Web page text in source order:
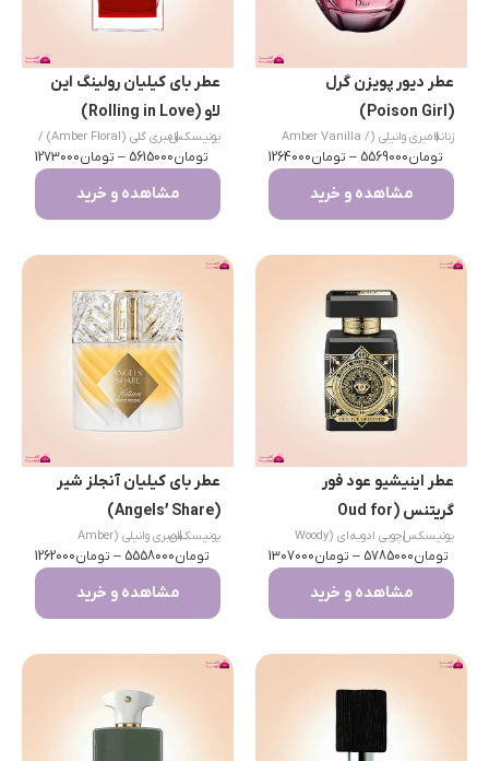
عطر دیور پویزن گرل
(Poison Girl)
زنانه
|
امبری وانیلی (Amber Vanilla /
Gourmand)
تومان5569000
– تومان1264000
مشاهده و خرید
عطر بای کیلیان رولینگ این
لاو (Rolling in Love)
یونیسکس
|
امبری گلی (Amber Floral) /
گورماندتومان5615000
– تومان1273000
مشاهده و خرید
عطر اینیشیو عود فور
گریتنس (Oud for
Greatness)
یونیسکس
|
چوبی ادویه‌ای (Woody
Spicy)
تومان5785000
– تومان1307000
مشاهده و خرید
عطر بای کیلیان آنجلز شیر
(Angels’ Share)
یونیسکس
|
امبری وانیلی (Amber
Vanilla) / گورماندتومان5558000
– تومان1262000
مشاهده و خرید